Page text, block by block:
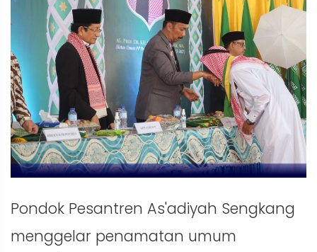
Pondok Pesantren As'adiyah Sengkang
menggelar penamatan umum